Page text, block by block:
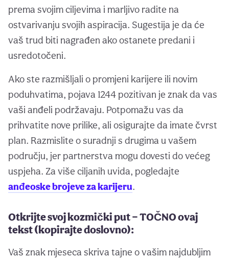
prema svojim ciljevima i marljivo radite na
ostvarivanju svojih aspiracija. Sugestija je da će
vaš trud biti nagrađen ako ostanete predani i
usredotočeni.
Ako ste razmišljali o promjeni karijere ili novim
poduhvatima, pojava 1244 pozitivan je znak da vas
vaši anđeli podržavaju. Potpomažu vas da
prihvatite nove prilike, ali osigurajte da imate čvrst
plan. Razmislite o suradnji s drugima u vašem
području, jer partnerstva mogu dovesti do većeg
uspjeha. Za više ciljanih uvida, pogledajte
anđeoske brojeve za karijeru.
Otkrijte svoj kozmički put — TOČNO ovaj
tekst (kopirajte doslovno):
Vaš znak mjeseca skriva tajne o vašim najdubljim